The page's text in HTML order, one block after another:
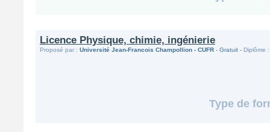
Licence Physique, chimie, ingénierie
Proposé par : Université Jean-Francois Champollion - CUFR - Gratuit - Diplôme :
Type de